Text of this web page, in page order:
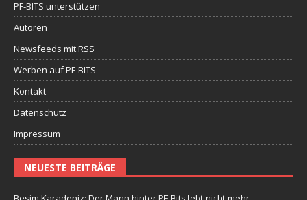
PF-BITS unterstützen
Autoren
Newsfeeds mit RSS
Werben auf PF-BITS
Kontakt
Datenschutz
Impressum
NEUESTE BEITRÄGE